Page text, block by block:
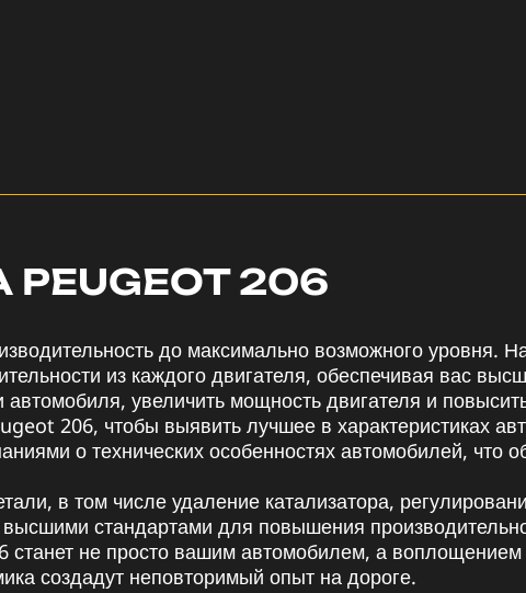
206
до максимально возможного уровня.
из каждого двигателя, обеспечивая вас
увеличить мощность двигателя и
206, чтобы выявить лучшее в характеристиках
о технических особенностях автомобилей, что
в том числе удаление катализатора,
высшими стандартами для повышения
не просто вашим автомобилем, а
создадут неповторимый опыт на дороге.